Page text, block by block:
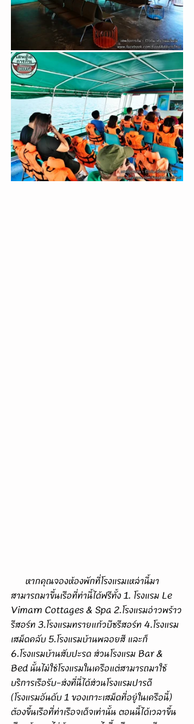
สามารถมาขึ้นเรือที่ท่านี้ได้ฟรีทั้ง 1. โรงแรม Le
Vimarn Cottages & Spa 2.โรงแรมอ่าวพร้าว
รีสอร์ท 3.โรงแรมทรายแก้วบีชรีสอร์ท 4.โรงแรม
เสม็ดคลับ 5.โรงแรมบ้านพลอยสี และก็
6.โรงแรมบ้านสับปะรด ส่วนโรงแรม Bar &
Bed นั้นไม่ใช่โรงแรมในเครือแต่สามารถมาใช้
บริการเรือรับ-ส่งที่นี่ได้ส่วนโรงแรมปารดี
(โรงแรมอันดับ 1 ของเกาะเสม็ดที่อยู่ในเครือนี้)
ต้องขึ้นเรือที่ท่าเรือจเด็จเท่านั้น ตอนนี้ได้เวลาขึ้น